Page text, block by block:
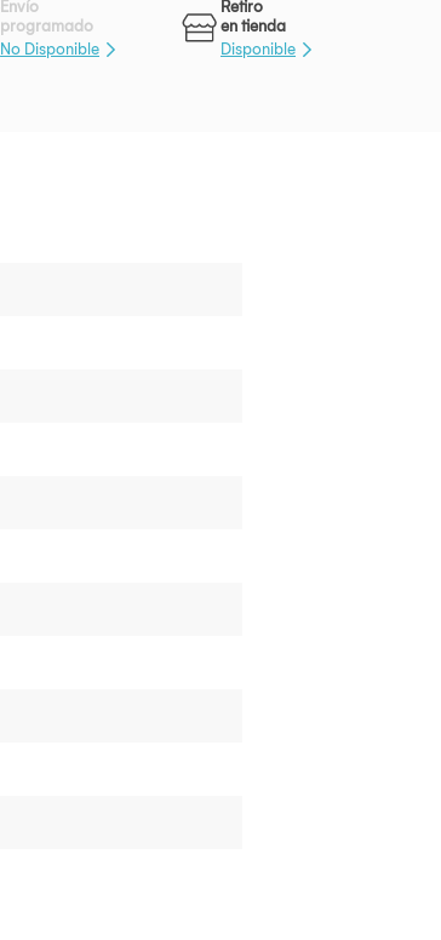
Envío
programado
No Disponible
Retiro
en tienda
Disponible